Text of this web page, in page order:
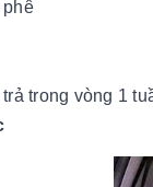
phê
trong vòng 1